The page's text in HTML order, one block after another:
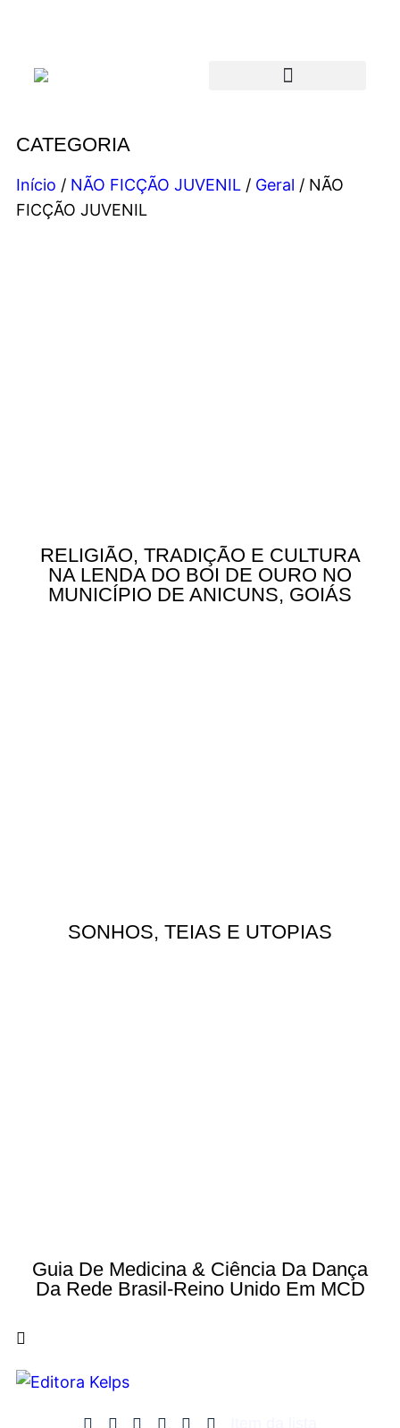
CATEGORIA
Início / NÃO FICÇÃO JUVENIL / Geral / NÃO
FICÇÃO JUVENIL
RELIGIÃO, TRADIÇÃO E CULTURA
NA LENDA DO BOI DE OURO NO
MUNICÍPIO DE ANICUNS, GOIÁS
SONHOS, TEIAS E UTOPIAS
Guia De Medicina & Ciência Da Dança
Da Rede Brasil-Reino Unido Em MCD